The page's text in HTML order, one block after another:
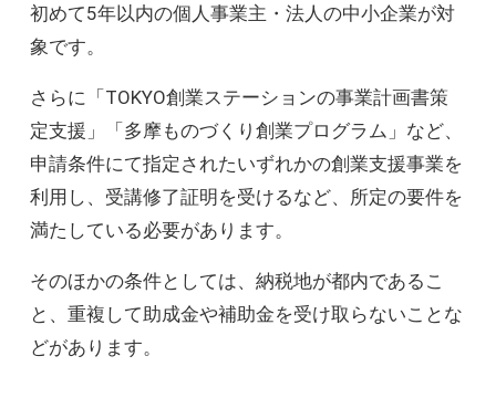
初めて5年以内の個人事業主・法人の中小企業が対
象です。
さらに「TOKYO創業ステーションの事業計画書策
定支援」「多摩ものづくり創業プログラム」など、
申請条件にて指定されたいずれかの創業支援事業を
利用し、受講修了証明を受けるなど、所定の要件を
満たしている必要があります。
そのほかの条件としては、納税地が都内であるこ
と、重複して助成金や補助金を受け取らないことな
どがあります。